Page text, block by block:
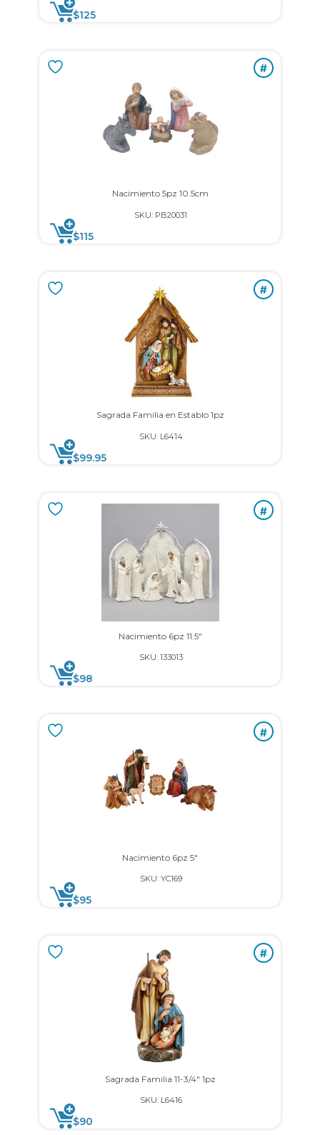
$125
#
Nacimiento 5pz 10.5cm
SKU: PB20031
$115
#
Sagrada Familia en Establo 1pz
SKU: L6414
$99.95
#
Nacimiento 6pz 11.5″
SKU: 133013
$98
#
Nacimiento 6pz 5″
SKU: YC169
$95
#
Sagrada Familia 11-3/4″ 1pz
SKU: L6416
$90